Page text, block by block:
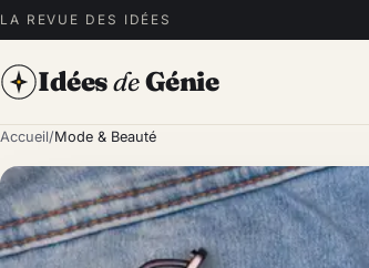
LA REVUE DES IDÉES
IdéesdeGénie
Accueil/Mode & Beauté